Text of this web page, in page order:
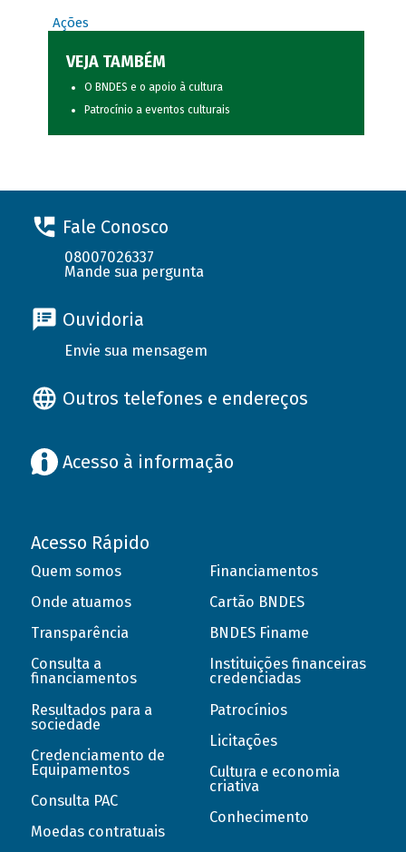
Ações
VEJA TAMBÉM
O BNDES e o apoio à cultura
Patrocínio a eventos culturais
Fale Conosco
08007026337
Mande sua pergunta
Ouvidoria
Envie sua mensagem
Outros telefones e endereços
Acesso à informação
Acesso Rápido
Quem somos
Onde atuamos
Transparência
Consulta a
financiamentos
Resultados para a
sociedade
Credenciamento de
Equipamentos
Consulta PAC
Moedas contratuais
Financiamentos
Cartão BNDES
BNDES Finame
Instituições financeiras
credenciadas
Patrocínios
Licitações
Cultura e economia
criativa
Conhecimento